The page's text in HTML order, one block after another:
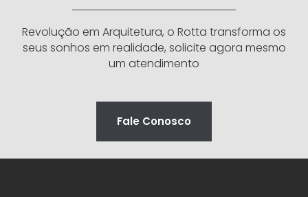
Revolução em Arquitetura, o Rotta transforma os
seus sonhos em realidade, solicite agora mesmo
um atendimento
Fale Conosco